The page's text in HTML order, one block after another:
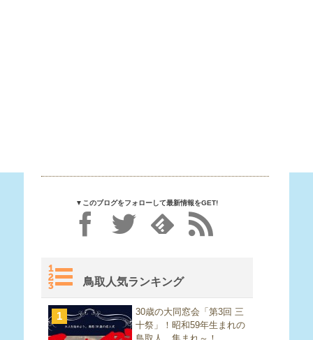
▼このブログをフォローして最新情報をGET!
鳥取人気ランキング
1
30歳の大同窓会「第3回 三
十祭」！昭和59年生まれの